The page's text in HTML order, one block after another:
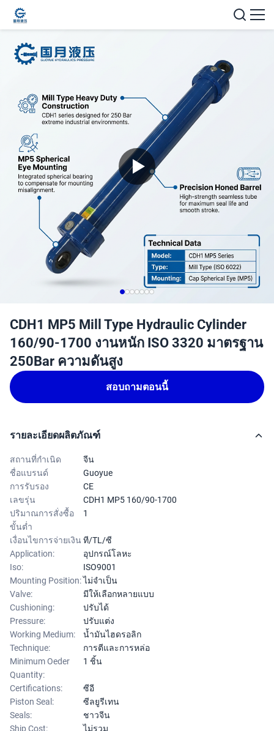
CDH1 MP5 Mill Type Hydraulic Cylinder
160/90-1700 งานหนัก ISO 3320 มาตรฐาน
250Bar ความดันสูง
สอบถามตอนนี้
รายละเอียดผลิตภัณฑ์
สถานที่กำเนิด
จีน
ชื่อแบรนด์
Guoyue
การรับรอง
CE
เลขรุ่น
CDH1 MP5 160/90-1700
ปริมาณการสั่งซื้อ
ขั้นต่ำ
1
เงื่อนไขการจ่ายเงิน ที/TL/ซี
Application:
อุปกรณ์โลหะ
Iso:
ISO9001
Mounting Position:ไม่จำเป็น
Valve:
มีให้เลือกหลายแบบ
Cushioning:
ปรับได้
Pressure:
ปรับแต่ง
Working Medium:
น้ำมันไฮดรอลิก
Technique:
การตีและการหล่อ
Minimum Oeder
Quantity:
1 ชิ้น
Certifications:
ซีอี
Piston Seal:
ซีลยูรีเทน
Seals:
ชาวจีน
Ship Cost:
ไม่รวม